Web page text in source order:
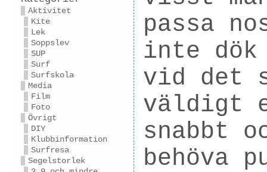
Aktivitet
Kite
Lek
Soppslev
SUP
Surf
Surfskola
Media
Film
Foto
Övrigt
DIY
Klubbinformation
Surfresa
Segelstorlek
passa
inte dök
vid det
väldigt
snabbt
behöva